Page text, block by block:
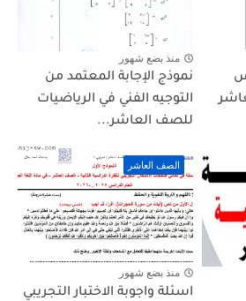
منذ بضع شهور
نموذج الإجابة المعتمد من
التوجيه الفني في الرياضيات
للصف العاشر...
الصف العاشر
منذ بضع شهور
اسئلة واجوبة الاختبار التجريبي